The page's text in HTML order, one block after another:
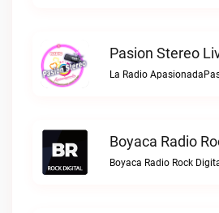
Pasion Stereo
La Radio
Boyaca Radio
Boyaca Radio Rock